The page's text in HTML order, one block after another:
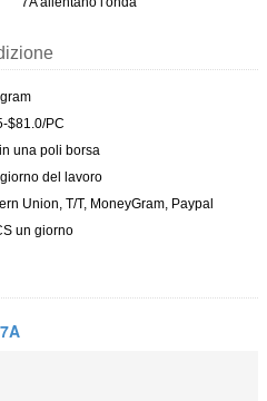
$81.0/PC
una poli borsa
del lavoro
Union, T/T, MoneyGram, Paypal
un giorno